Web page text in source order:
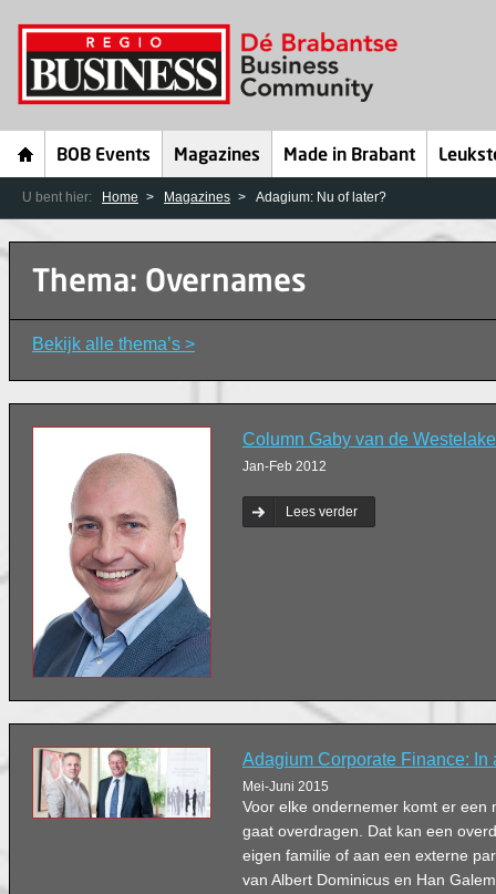
BOB Events Magazines Made in Brabant
U bent hier: Home Magazines Adagium: Nu of later?
Thema: Overnames
Bekijk alle thema’s >
Column Gaby van de
Jan-Feb 2012
Lees verder
Adagium Corporate Finance: In
Mei-Juni 2015
Voor elke ondernemer komt er een
gaat overdragen. Dat kan een
eigen familie of aan een externe
van Albert Dominicus en Han